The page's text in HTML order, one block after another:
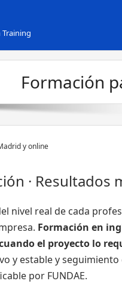
Training
Formación
y online
· Resultados
nivel real de cada
Formación en
el proyecto lo
y estable y
por FUNDAE.